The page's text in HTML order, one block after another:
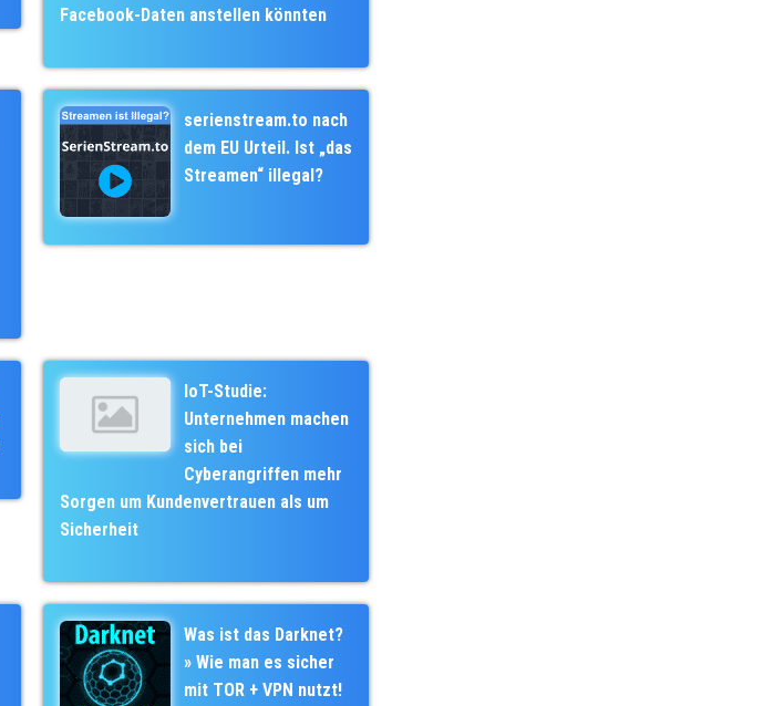
Facebook-Daten anstellen könnten
serienstream.to nach
dem EU Urteil. Ist „das
Streamen“ illegal?
IoT-Studie:
Unternehmen machen
sich bei
Cyberangriffen mehr
Sorgen um Kundenvertrauen als um
Sicherheit
Was ist das Darknet?
» Wie man es sicher
mit TOR + VPN nutzt!